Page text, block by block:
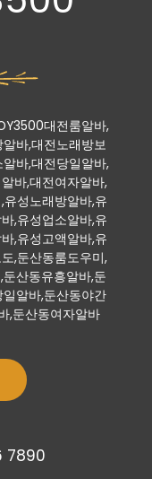
대전룸알바,
바,대전노래방보
바,대전당일알바,
바,대전여자알바,
성노래방알바,유
,유성업소알바,유
,유성고액알바,유
,둔산동룸도우미,
산동유흥알바,둔
알바,둔산동야간
,둔산동여자알바
7890